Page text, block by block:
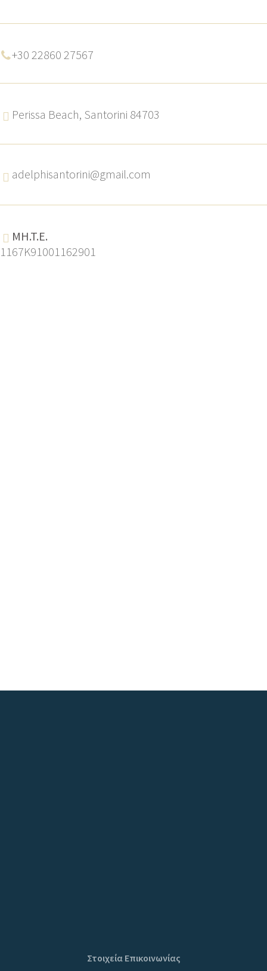
+30 22860 27567
Perissa Beach, Santorini 84703
adelphisantorini@gmail.com
MH.T.E.
1167K91001162901
Στοιχεία Επικοινωνίας